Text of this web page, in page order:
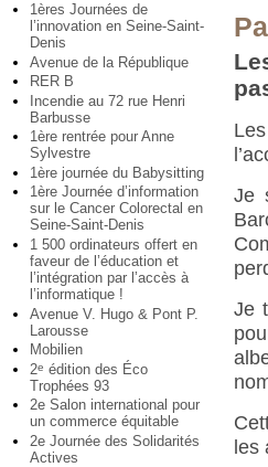
1ères Journées de
l’innovation en Seine-Saint-
Denis
Avenue de la République
RER B
Incendie au 72 rue Henri
Barbusse
1ère rentrée pour Anne
Sylvestre
1ère journée du Babysitting
1ère Journée d’information
sur le Cancer Colorectal en
Seine-Saint-Denis
1 500 ordinateurs offert en
faveur de l’éducation et
l’intégration par l’accès à
l’informatique !
Avenue V. Hugo & Pont P.
Larousse
Mobilien
2e édition des Éco
Trophées 93
2e Salon international pour
un commerce équitable
2e Journée des Solidarités
Actives
Je
Je
les